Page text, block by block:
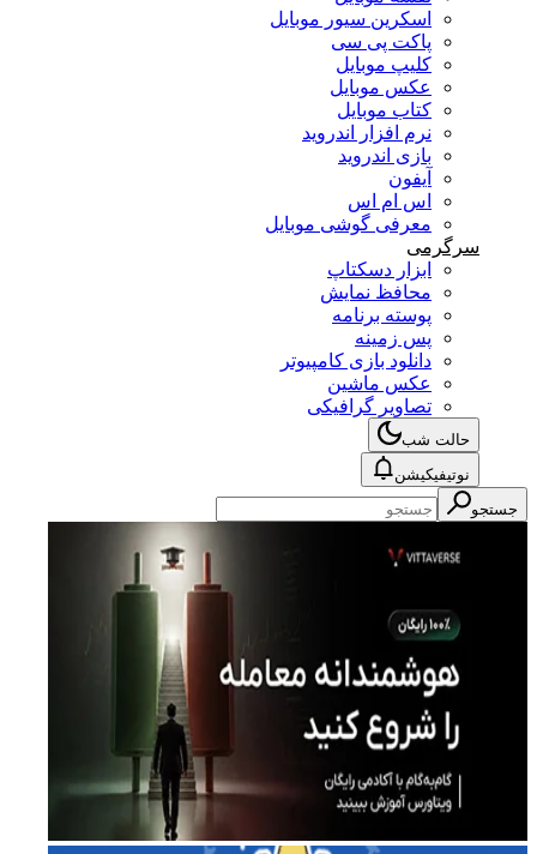
اسکرین سیور موبایل
پاکت پی سی
کلیپ موبایل
عکس موبایل
کتاب موبایل
نرم افزار اندروید
بازی اندروید
آیفون
اس ام اس
معرفی گوشی موبایل
سرگرمی
ابزار دسکتاپ
محافظ نمایش
پوسته برنامه
پس زمینه
دانلود بازی کامپیوتر
عکس ماشین
تصاویر گرافیکی
حالت شب
نوتیفیکیشن
جستجو